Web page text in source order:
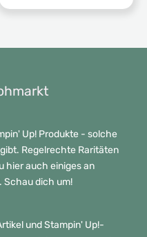
Up! Produkte - solche
Regelrechte Raritäten
hier auch einiges an
Schau dich um!
und Stampin' Up!-